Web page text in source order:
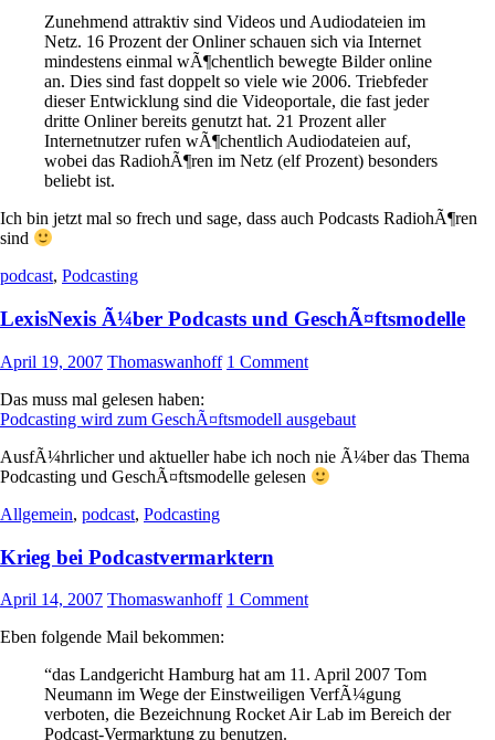
Zunehmend attraktiv sind Videos und Audiodateien im
Netz. 16 Prozent der Onliner schauen sich via Internet
mindestens einmal wÃ¶chentlich bewegte Bilder online
an. Dies sind fast doppelt so viele wie 2006. Triebfeder
dieser Entwicklung sind die Videoportale, die fast jeder
dritte Onliner bereits genutzt hat. 21 Prozent aller
Internetnutzer rufen wÃ¶chentlich Audiodateien auf,
wobei das RadiohÃ¶ren im Netz (elf Prozent) besonders
beliebt ist.
Ich bin jetzt mal so frech und sage, dass auch Podcasts RadiohÃ¶ren
sind
podcast, Podcasting
LexisNexis Ã¼ber Podcasts und GeschÃ¤ftsmodelle
April 19, 2007 Thomaswanhoff 1 Comment
Das muss mal gelesen haben:
Podcasting wird zum GeschÃ¤ftsmodell ausgebaut
AusfÃ¼hrlicher und aktueller habe ich noch nie Ã¼ber das Thema
Podcasting und GeschÃ¤ftsmodelle gelesen
Allgemein, podcast, Podcasting
Krieg bei Podcastvermarktern
April 14, 2007 Thomaswanhoff 1 Comment
Eben folgende Mail bekommen:
“das Landgericht Hamburg hat am 11. April 2007 Tom
Neumann im Wege der Einstweiligen VerfÃ¼gung
verboten, die Bezeichnung Rocket Air Lab im Bereich der
Podcast-Vermarktung zu benutzen.